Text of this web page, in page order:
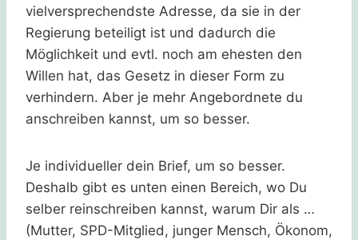
vielversprechendste Adresse, da sie in der
Regierung beteiligt ist und dadurch die
Möglichkeit und evtl. noch am ehesten den
Willen hat, das Gesetz in dieser Form zu
verhindern. Aber je mehr Angebordnete du
anschreiben kannst, um so besser.
Je individueller dein Brief, um so besser.
Deshalb gibt es unten einen Bereich, wo Du
selber reinschreiben kannst, warum Dir als …
(Mutter, SPD-Mitglied, junger Mensch, Ökonom,